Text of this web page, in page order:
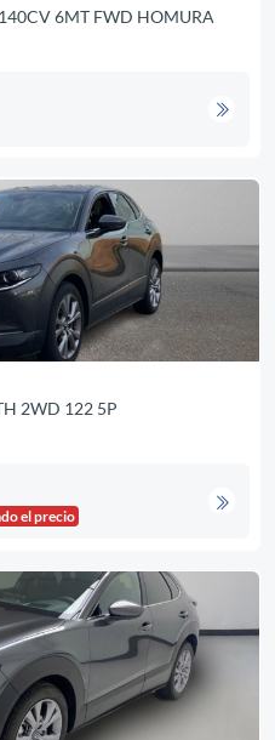
6MT FWD HOMURA
2WD 122 5P
el precio